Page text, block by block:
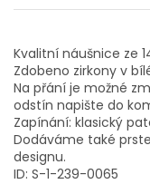
Kvalitní náušnice ze
Zdobeno zirkony v
Na přání je možné
odstín napište do
Zapínání: klasický
Dodáváme také
designu.
ID: S-1-239-0065